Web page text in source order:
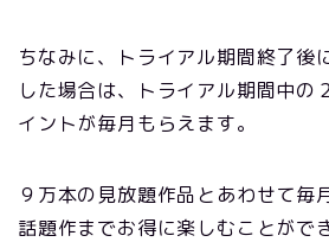
ちなみに、
トライアル期間終了
した場合は、トライアル期間中
イントが毎月もらえます。
９万本の見放題作品とあわせて毎
話題作までお得に楽しむことがで